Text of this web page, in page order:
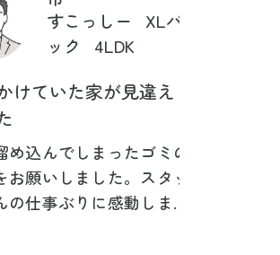
すこっしー
XLパ
ック
4LDK
けていた家が見違え
め込んでしまったゴミの
お願いしました。スタッ
の仕事ぶりに感動しまし